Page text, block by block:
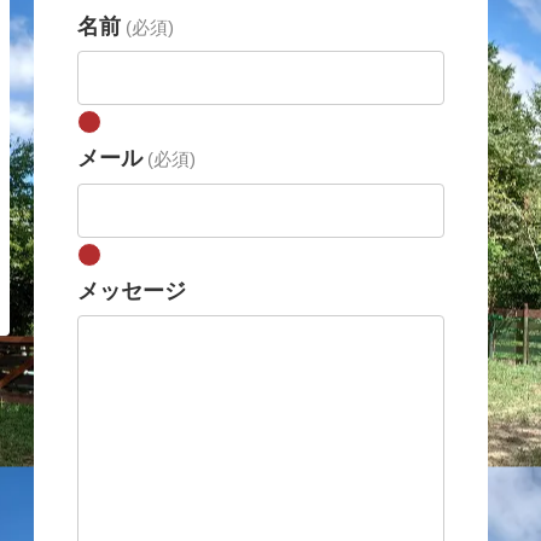
名前 (必須)
メール (必須)
メッセージ